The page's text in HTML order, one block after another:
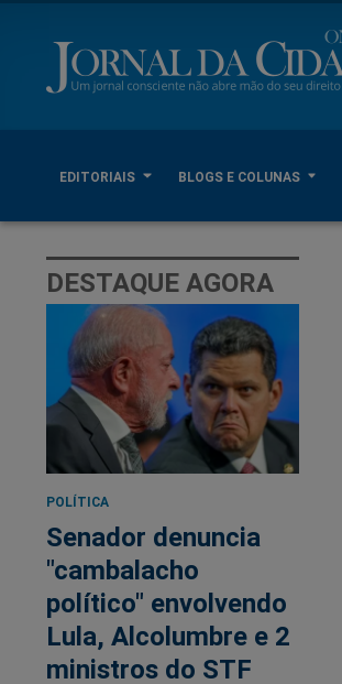
EDITORIAIS BLOGS E COLUNAS
DESTAQUE AGORA
POLÍTICA
Senador denuncia
"cambalacho
político" envolvendo
Lula, Alcolumbre e 2
ministros do STF